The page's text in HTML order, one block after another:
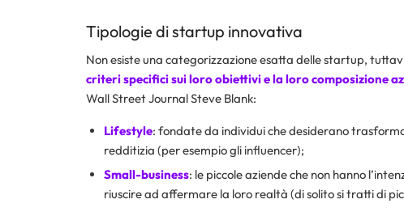
Tipologie di startup innovativa
Non esiste una categorizzazione esatta delle startup,
criteri specifici sui loro obiettivi e la loro composizione
Wall Street Journal Steve Blank:
Lifestyle: fondate da individui che desiderano
redditizia (per esempio gli influencer);
Small-business: le piccole aziende che non hanno
riuscire ad affermare la loro realtà (di solito si tratti di